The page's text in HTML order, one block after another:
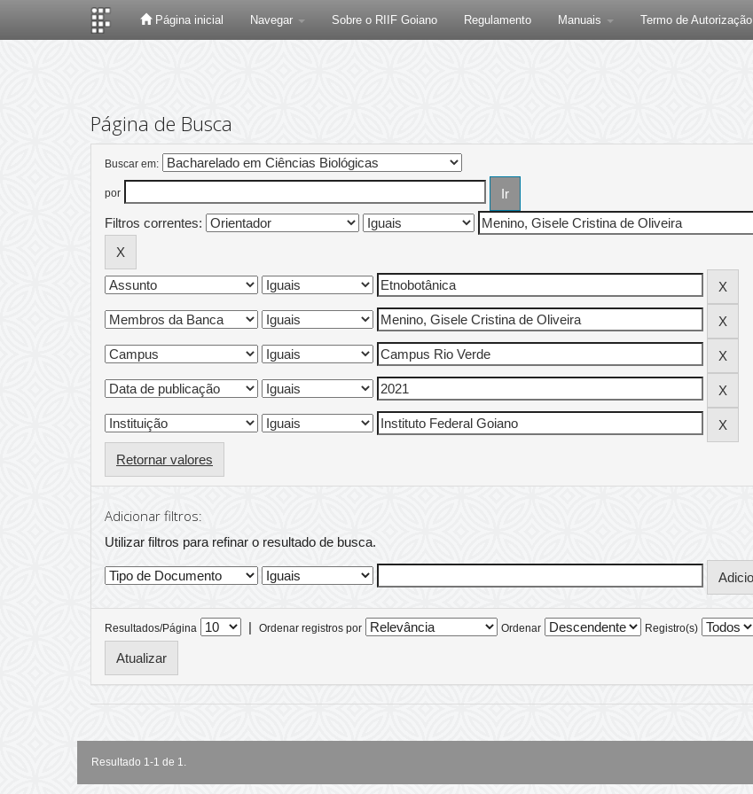
Página inicial Navegar Sobre o RIIF Goiano Regulamento Manuais Termo de Autorização
Página de Busca
Buscar em:
por
Filtros correntes:
Retornar valores
Adicionar filtros:
Utilizar filtros para refinar o resultado de busca.
Resultados/Página | Ordenar registros por Ordenar Registro(s)
Resultado 1-1 de 1.